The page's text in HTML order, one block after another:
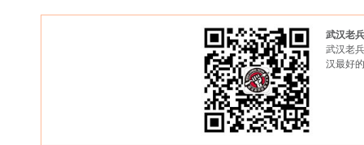
武汉老
武汉老
汉最好